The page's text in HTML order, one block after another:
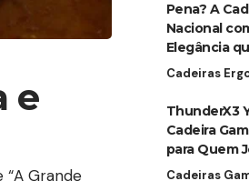
e
Grande
Pena? A
Nacional
Elegância
Cadeiras
ThunderX3
Cadeira
para Quem
Cadeiras